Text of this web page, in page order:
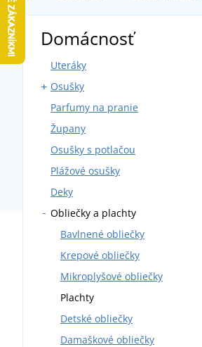
Domácnosť
Uteráky
Osušky
Osušky s potlačou
Detské pončá
Parfumy na pranie
Župany
Osušky s potlačou
Plážové osušky
Deky
Obliečky a plachty
Bavlnené obliečky
Krepové obliečky
Mikroplyšové obliečky
Plachty
Detské obliečky
Damaškové obliečky